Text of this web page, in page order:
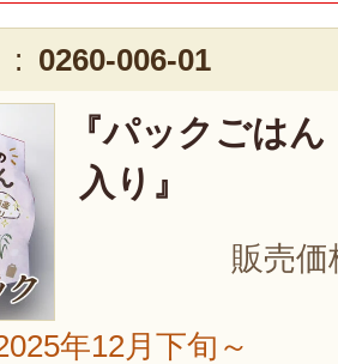
: 0260-006-01
『パックごは
入り』
販売価
年12月下旬～